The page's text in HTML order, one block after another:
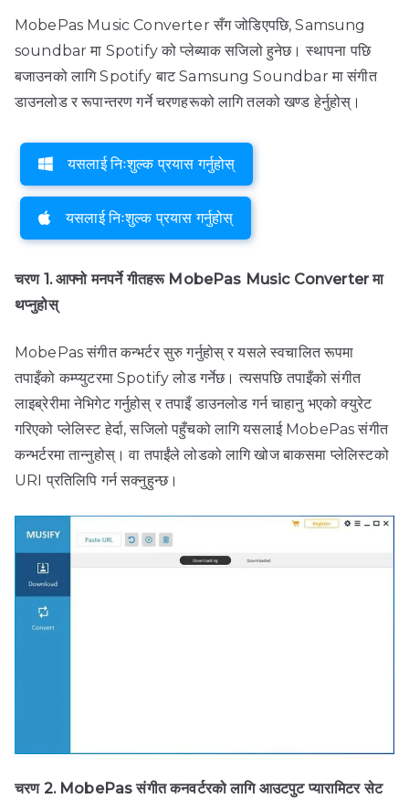
MobePas Music Converter सँग जोडिएपछि, Samsung
soundbar मा Spotify को प्लेब्याक सजिलो हुनेछ। स्थापना पछि
बजाउनको लागि Spotify बाट Samsung Soundbar मा संगीत
डाउनलोड र रूपान्तरण गर्ने चरणहरूको लागि तलको खण्ड हेर्नुहोस्।
यसलाई निःशुल्क प्रयास गर्नुहोस्
यसलाई निःशुल्क प्रयास गर्नुहोस्
चरण 1. आफ्नो मनपर्ने गीतहरू MobePas Music Converter मा
थप्नुहोस्
MobePas संगीत कन्भर्टर सुरु गर्नुहोस् र यसले स्वचालित रूपमा
तपाइँको कम्प्युटरमा Spotify लोड गर्नेछ। त्यसपछि तपाइँको संगीत
लाइब्रेरीमा नेभिगेट गर्नुहोस् र तपाइँ डाउनलोड गर्न चाहानु भएको क्युरेट
गरिएको प्लेलिस्ट हेर्दा, सजिलो पहुँचको लागि यसलाई MobePas संगीत
कन्भर्टरमा तान्नुहोस्। वा तपाईंले लोडको लागि खोज बाकसमा प्लेलिस्टको
URI प्रतिलिपि गर्न सक्नुहुन्छ।
चरण 2. MobePas संगीत कनवर्टरको लागि आउटपुट प्यारामिटर सेट